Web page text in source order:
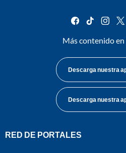
facebook
tiktok
Más contenido en
Descarga nuestra
Descarga nuestra
RED DE PORTALES